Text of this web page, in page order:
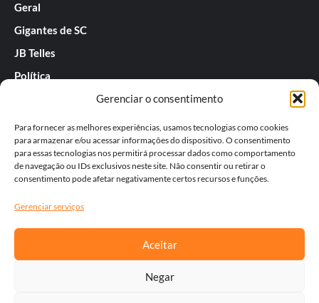
Gerenciar o consentimento
Para fornecer as melhores experiências, usamos tecnologias como cookies
para armazenar e/ou acessar informações do dispositivo. O consentimento
para essas tecnologias nos permitirá processar dados como comportamento
de navegação ou IDs exclusivos neste site. Não consentir ou retirar o
consentimento pode afetar negativamente certos recursos e funções.
Gerenciar serviços
Aceitar
Negar
Geral
Gigantes de SC
JB Telles
Política
Rafael Guarnieri
Séries
Tatiana
Werner Zotz